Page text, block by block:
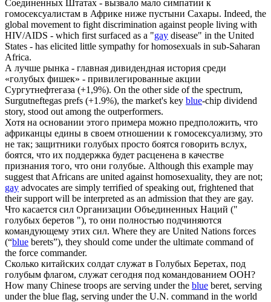
Соединенных Штатах - вызвало мало симпатии к
гомосексуалистам в Африке ниже пустыни Сахары. Indeed, the
global movement to fight discrimination against people living with
HIV/AIDS - which first surfaced as a "gay disease" in the United
States - has elicited little sympathy for homosexuals in sub-Saharan
Africa.
А лучше рынка - главная дивидендная история среди
«голубых фишек» - привилегированные акции
Сургутнефтегаза (+1,9%). On the other side of the spectrum,
Surgutneftegas prefs (+1.9%), the market's key blue-chip dividend
story, stood out among the outperformers.
Хотя на основании этого примера можно предположить, что
африканцы едины в своем отношении к гомосексуализму, это
не так; защитники голубых просто боятся говорить вслух,
боятся, что их поддержка будет расценена в качестве
признания того, что они голубые. Although this example may
suggest that Africans are united against homosexuality, they are not;
gay advocates are simply terrified of speaking out, frightened that
their support will be interpreted as an admission that they are gay.
Что касается сил Организации Объединенных Наций ("
голубых беретов "), то они полностью подчиняются
командующему этих сил. Where they are United Nations forces
(“blue berets”), they should come under the ultimate command of
the force commander.
Сколько китайских солдат служат в Голубых Беретах, под
голубым флагом, служат сегодня под командованием ООН?
How many Chinese troops are serving under the blue beret, serving
under the blue flag, serving under the U.N. command in the world